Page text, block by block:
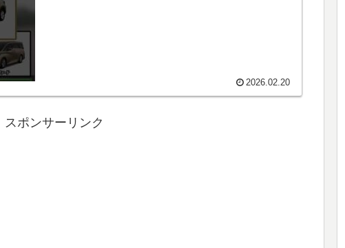
2026.02.20
スポンサーリンク